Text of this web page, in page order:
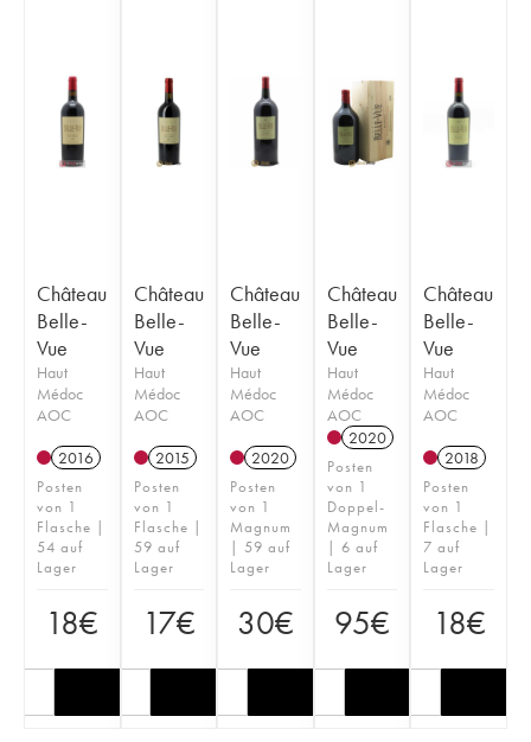
Château
Belle-
Vue
Haut
Médoc
AOC
2016
Posten
von 1
Flasche |
54 auf
Lager
18€
Château
Belle-
Vue
Haut
Médoc
AOC
2015
Posten
von 1
Flasche |
59 auf
Lager
17€
Château
Belle-
Vue
Haut
Médoc
AOC
2020
Posten
von 1
Magnum
| 59 auf
Lager
30€
Château
Belle-
Vue
Haut
Médoc
AOC
2020
Posten
von 1
Doppel-
Magnum
| 6 auf
Lager
95€
Château
Belle-
Vue
Haut
Médoc
AOC
2018
Posten
von 1
Flasche |
7 auf
Lager
18€